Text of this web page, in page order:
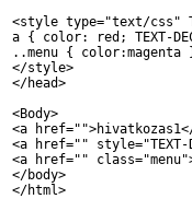
<style type="text/css"
a { color: red; TEXT-
..menu { color:magenta
</style>
</head>
<Body>
<a
<a href="" style="TEXT-
<a href=""
</body>
</html>